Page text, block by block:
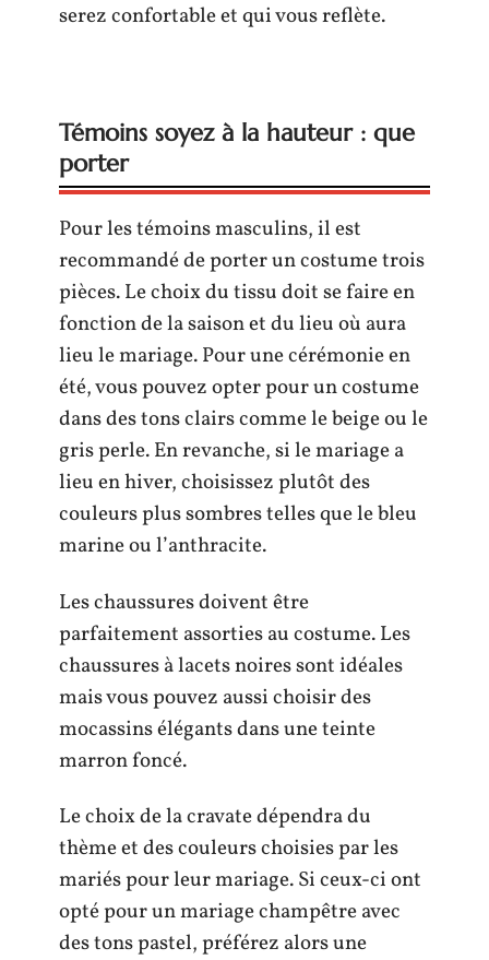
serez confortable et qui vous reflète.
Témoins soyez à la hauteur : que
porter
Pour les témoins masculins, il est
recommandé de porter un costume trois
pièces. Le choix du tissu doit se faire en
fonction de la saison et du lieu où aura
lieu le mariage. Pour une cérémonie en
été, vous pouvez opter pour un costume
dans des tons clairs comme le beige ou le
gris perle. En revanche, si le mariage a
lieu en hiver, choisissez plutôt des
couleurs plus sombres telles que le bleu
marine ou l’anthracite.
Les chaussures doivent être
parfaitement assorties au costume. Les
chaussures à lacets noires sont idéales
mais vous pouvez aussi choisir des
mocassins élégants dans une teinte
marron foncé.
Le choix de la cravate dépendra du
thème et des couleurs choisies par les
mariés pour leur mariage. Si ceux-ci ont
opté pour un mariage champêtre avec
des tons pastel, préférez alors une